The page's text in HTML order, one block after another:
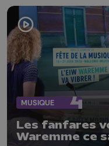
MUSIQUE
Les fanfares
Waremme ce